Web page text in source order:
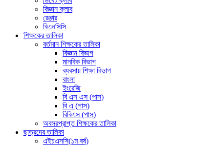
বিজ্ঞান ক্লাব
রেঞ্জার
বিএনসিসি
শিক্ষকের তালিকা
বর্তমান শিক্ষকের তালিকা
বিজ্ঞান বিভাগ
মানবিক বিভাগ
ব্যবসায় শিক্ষা বিভাগ
বাংলা
ইংরেজি
বি এস এস (পাস)
বি এ (পাস)
বিবিএস (পাস)
অবসরপ্রাপ্ত শিক্ষকের তালিকা
ছাত্রদের তালিকা
এইচএসসি(১ম বর্ষ)